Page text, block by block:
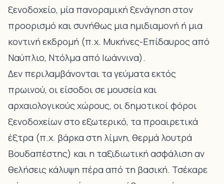
ξενοδοχείο, μία πανοραμική ξενάγηση στον
προορισμό και συνήθως μια ημιδιαμονή ή μια
κοντινή εκδρομή (π.χ. Μυκήνες-Επίδαυρος από
Ναύπλιο, Ντόλμα από Ιωάννινα).
Δεν περιλαμβάνονται τα γεύματα εκτός
πρωινού, οι είσοδοι σε μουσεία και
αρχαιολογικούς χώρους, οι δημοτικοί φόροι
ξενοδοχείων στο εξωτερικό, τα προαιρετικά
έξτρα (π.χ. βάρκα στη λίμνη, θερμά λουτρά
Βουδαπέστης) και η ταξιδιωτική ασφάλιση αν
θελήσεις κάλυψη πέρα από τη βασική. Τσέκαρε